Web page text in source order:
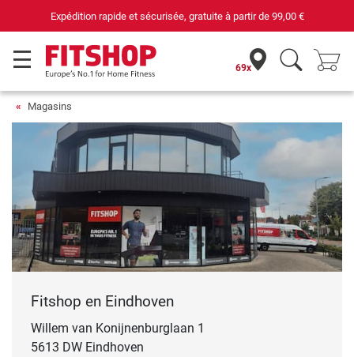
Expédition rapide et sécurisée, gratuite à partir de 99,00 €
69x
Magasins
Fitshop en Eindhoven
Willem van Konijnenburglaan 1
5613 DW Eindhoven